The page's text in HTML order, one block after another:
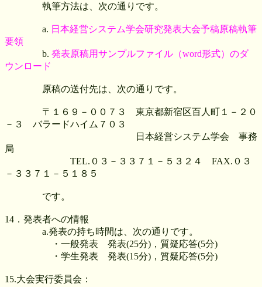
執筆方法は、次の通りです。
a. 日本経営システム学会研究発表大会予稿原稿執筆
要領
b. 発表原稿用サンプルファイル（word形式）のダ
ウンロード
原稿の送付先は、次の通りです。
〒１６９－００７３ 東京都新宿区百人町１－２０
－３ バラードハイム７０３
日本経営システム学会 事務
局
TEL.０３－３３７１－５３２４ FAX.０３
－３３７１－５１８５
です。
14．発表者への情報
a.発表の持ち時間は、次の通りです。
・一般発表 発表(25分)，質疑応答(5分)
・学生発表 発表(15分)，質疑応答(5分)
15.大会実行委員会：